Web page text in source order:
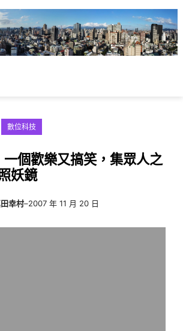
數位科技
個歡樂又搞笑，集眾人之
妖鏡
幸村–2007 年 11 月 20 日